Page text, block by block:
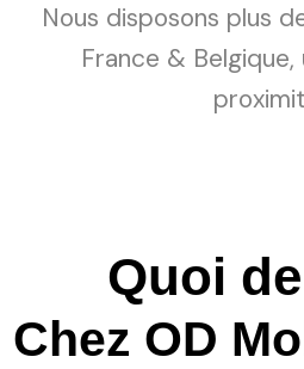
Nous disposons plus
France &
Quoi
Chez OD